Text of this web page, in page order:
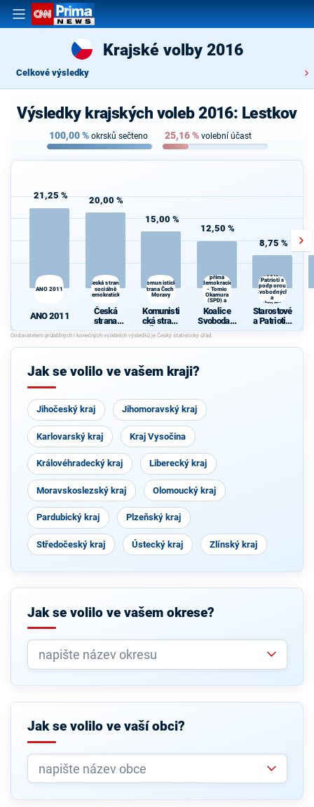
Krajské volby 2016
Celkové výsledky
Výsledky krajských voleb 2016: Lestkov
100,00% okrsků sečteno 25,16% volební účast
21,25 %
ANO 2011
ANO 2011
20,00 %
Česká strana
sociálně
demokratická
Česká
strana
sociálně
demokrati
cká
15,00 %
Komunistická
strana Čech a
Moravy
Komunisti
cká strana
Čech a
Moravy
12,50 %
přímá
demokracie
- Tomio
Okamura
(SPD) a
Strana Práv
Občanů
Koalice
Svoboda a
přímá
demokraci
e - Tomio
8,75 %
Starostové a
Patrioti s
podporou
Svobodných
a
Soukromníků
Starostové
a Patrioti s
podporou
ch a
Jak se volilo ve vašem kraji?
Jihočeský kraj Jihomoravský kraj
Karlovarský kraj Kraj Vysočina
Královéhradecký kraj Liberecký kraj
Moravskoslezský kraj Olomoucký kraj
Pardubický kraj Plzeňský kraj
Středočeský kraj Ústecký kraj Zlínský kraj
Jak se volilo ve vašem okrese?
Jak se volilo ve vaší obci?